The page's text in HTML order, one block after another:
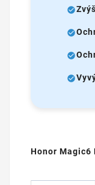
Honor Magic6